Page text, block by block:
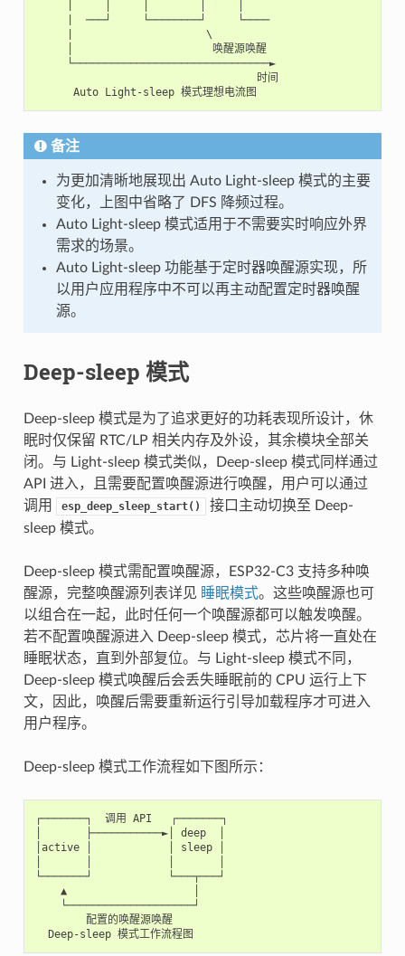
     |  ───┘     └────────┘     └────
     |                     \
     │                      唤醒源唤醒
     └───────────────────────────────►
                                   时间
备注
为更加清晰地展现出 Auto Light-sleep 模式的主要
变化，上图中省略了 DFS 降频过程。
Auto Light-sleep 模式适用于不需要实时响应外界
需求的场景。
Auto Light-sleep 功能基于定时器唤醒源实现，所
以用户应用程序中不可以再主动配置定时器唤醒
源。
Deep-sleep 模式
Deep-sleep 模式是为了追求更好的功耗表现所设计，休
眠时仅保留 RTC/LP 相关内存及外设，其余模块全部关
闭。与 Light-sleep 模式类似，Deep-sleep 模式同样通过
API 进入，且需要配置唤醒源进行唤醒，用户可以通过
调用
esp_deep_sleep_start()
接口主动切换至 Deep-
sleep 模式。
Deep-sleep 模式需配置唤醒源，ESP32-C3 支持多种唤
醒源，完整唤醒源列表详见 睡眠模式。这些唤醒源也可
以组合在一起，此时任何一个唤醒源都可以触发唤醒。
若不配置唤醒源进入 Deep-sleep 模式，芯片将一直处在
睡眠状态，直到外部复位。与 Light-sleep 模式不同，
Deep-sleep 模式唤醒后会丢失睡眠前的 CPU 运行上下
文，因此，唤醒后需要重新运行引导加载程序才可进入
用户程序。
Deep-sleep 模式工作流程如下图所示：
┌───────┐  调用 API   ┌───────┐
│       ├───────────►│ deep  │
│active │            │ sleep │
└───────┘            └───┬───┘
    ▲                    │
    └────────────────────┘
        配置的唤醒源唤醒